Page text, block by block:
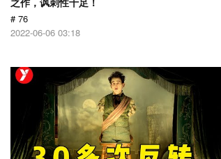
# 76
2022-06-06 03:18